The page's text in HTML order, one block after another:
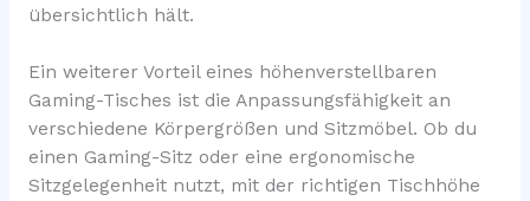
übersichtlich hält.
Ein weiterer Vorteil eines höhenverstellbaren
Gaming-Tisches ist die Anpassungsfähigkeit an
verschiedene Körpergrößen und Sitzmöbel. Ob du
einen Gaming-Sitz oder eine ergonomische
Sitzgelegenheit nutzt, mit der richtigen Tischhöhe